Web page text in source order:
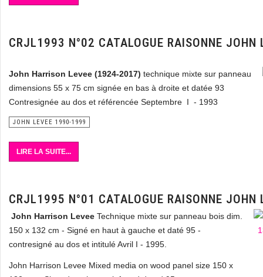
CRJL1993 N°02 CATALOGUE RAISONNE JOHN
John Harrison Levee (1924-2017) technique mixte sur panneau
dimensions 55 x 75 cm signée en bas à droite et datée 93
Contresignée au dos et référencée Septembre I - 1993
JOHN LEVEE 1990-1999
LIRE LA SUITE...
CRJL1995 N°01 CATALOGUE RAISONNE JOHN
John Harrison Levee Technique mixte sur panneau bois dim.
150 x 132 cm - Signé en haut à gauche et daté 95 -
contresigné au dos et intitulé Avril I - 1995.
John Harrison Levee Mixed media on wood panel size 150 x